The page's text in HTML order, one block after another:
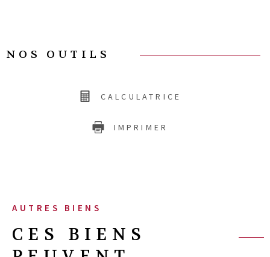
NOS OUTILS
CALCULATRICE
IMPRIMER
AUTRES BIENS
CES BIENS